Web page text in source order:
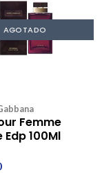
AGOTADO
Femme
Edp 100Ml